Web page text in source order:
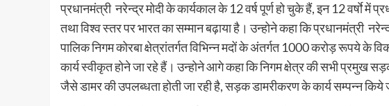
प्रधानमंत्री नरेन्द्र मोदी के कार्यकाल के 12 वर्ष पूर्ण हो चुके हैं, इन 12 वर्षाे में
तथा विश्व स्तर पर भारत का सम्मान बढ़ाया है। उन्होने कहा कि प्रधानमंत्री
पालिक निगम कोरबा क्षेत्रांतर्गत विभिन्न मदों के अंतर्गत 1000 करोड़ रूपये के
कार्य स्वीकृत होने जा रहे हैं। उन्होने आगे कहा कि निगम क्षेत्र की सभी प्रमुख
जैसे डामर की उपलब्धता होती जा रही है, सड़क डामरीकरण के कार्य सम्पन्न किये